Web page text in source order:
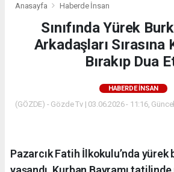
Anasayfa Haberde İnsan
Sınıfında Yürek
Arkadaşları
Bırakıp Dua
HABERDE İNSAN
(GÖZDE) - Gözde Tv | 03.06.2026 - 11:16,
Pazarcık Fatih İlkokulu’nda yürek